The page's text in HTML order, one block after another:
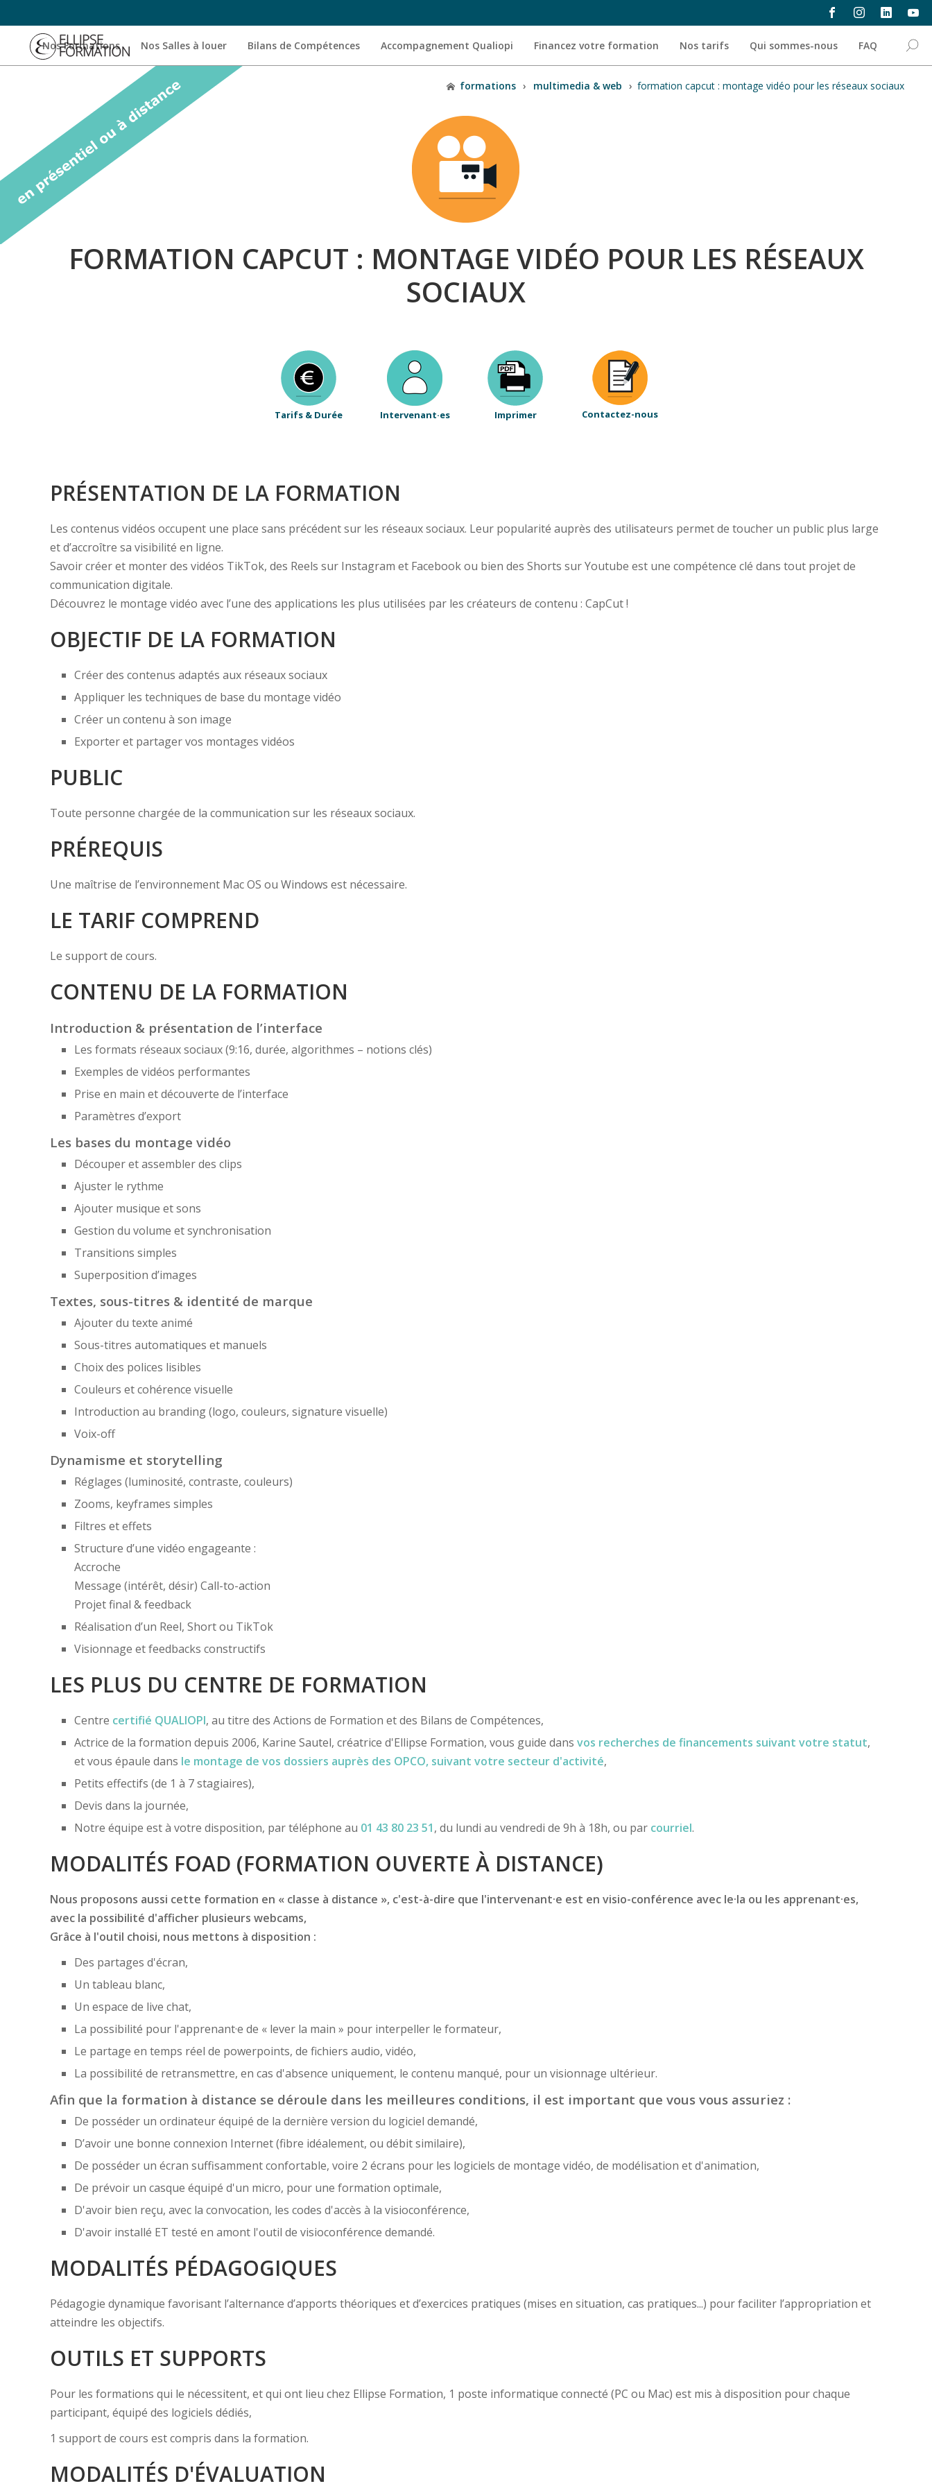
Nos Formations Nos Salles à louer Bilans de Compétences Accompagnement Qualiopi Financez votre formation Nos tarifs Qui sommes-nous FAQ
formations › multimedia & web › formation capcut : montage vidéo pour les réseaux sociaux
FORMATION CAPCUT : MONTAGE VIDÉO POUR LES RÉSEAUX
SOCIAUX
Tarifs & Durée Intervenant·es Imprimer Contactez-nous
PRÉSENTATION DE LA FORMATION
Les contenus vidéos occupent une place sans précédent sur les réseaux sociaux. Leur popularité auprès des utilisateurs permet de toucher un public plus large
et d’accroître sa visibilité en ligne.
Savoir créer et monter des vidéos TikTok, des Reels sur Instagram et Facebook ou bien des Shorts sur Youtube est une compétence clé dans tout projet de
communication digitale.
Découvrez le montage vidéo avec l’une des applications les plus utilisées par les créateurs de contenu : CapCut !
OBJECTIF DE LA FORMATION
Créer des contenus adaptés aux réseaux sociaux
Appliquer les techniques de base du montage vidéo
Créer un contenu à son image
Exporter et partager vos montages vidéos
PUBLIC
Toute personne chargée de la communication sur les réseaux sociaux.
PRÉREQUIS
Une maîtrise de l’environnement Mac OS ou Windows est nécessaire.
LE TARIF COMPREND
Le support de cours.
CONTENU DE LA FORMATION
Introduction & présentation de l’interface
Les formats réseaux sociaux (9:16, durée, algorithmes – notions clés)
Exemples de vidéos performantes
Prise en main et découverte de l’interface
Paramètres d’export
Les bases du montage vidéo
Découper et assembler des clips
Ajuster le rythme
Ajouter musique et sons
Gestion du volume et synchronisation
Transitions simples
Superposition d’images
Textes, sous-titres & identité de marque
Ajouter du texte animé
Sous-titres automatiques et manuels
Choix des polices lisibles
Couleurs et cohérence visuelle
Introduction au branding (logo, couleurs, signature visuelle)
Voix-off
Dynamisme et storytelling
Réglages (luminosité, contraste, couleurs)
Zooms, keyframes simples
Filtres et effets
Structure d’une vidéo engageante :
Accroche
Message (intérêt, désir) Call-to-action
Projet final & feedback
Réalisation d’un Reel, Short ou TikTok
Visionnage et feedbacks constructifs
LES PLUS DU CENTRE DE FORMATION
Centre certifié QUALIOPI, au titre des Actions de Formation et des Bilans de Compétences,
Actrice de la formation depuis 2006, Karine Sautel, créatrice d'Ellipse Formation, vous guide dans vos recherches de financements suivant votre statut,
et vous épaule dans le montage de vos dossiers auprès des OPCO, suivant votre secteur d'activité,
Petits effectifs (de 1 à 7 stagiaires),
Devis dans la journée,
Notre équipe est à votre disposition, par téléphone au 01 43 80 23 51, du lundi au vendredi de 9h à 18h, ou par courriel.
MODALITÉS FOAD (FORMATION OUVERTE À DISTANCE)
Nous proposons aussi cette formation en « classe à distance », c'est-à-dire que l'intervenant·e est en visio-conférence avec le·la ou les apprenant·es,
avec la possibilité d'afficher plusieurs webcams,
Grâce à l'outil choisi, nous mettons à disposition :
Des partages d'écran,
Un tableau blanc,
Un espace de live chat,
La possibilité pour l'apprenant·e de « lever la main » pour interpeller le formateur,
Le partage en temps réel de powerpoints, de fichiers audio, vidéo,
La possibilité de retransmettre, en cas d'absence uniquement, le contenu manqué, pour un visionnage ultérieur.
Afin que la formation à distance se déroule dans les meilleures conditions, il est important que vous vous assuriez :
De posséder un ordinateur équipé de la dernière version du logiciel demandé,
D’avoir une bonne connexion Internet (fibre idéalement, ou débit similaire),
De posséder un écran suffisamment confortable, voire 2 écrans pour les logiciels de montage vidéo, de modélisation et d'animation,
De prévoir un casque équipé d'un micro, pour une formation optimale,
D'avoir bien reçu, avec la convocation, les codes d'accès à la visioconférence,
D'avoir installé ET testé en amont l'outil de visioconférence demandé.
MODALITÉS PÉDAGOGIQUES
Pédagogie dynamique favorisant l’alternance d’apports théoriques et d’exercices pratiques (mises en situation, cas pratiques...) pour faciliter l’appropriation et
atteindre les objectifs.
OUTILS ET SUPPORTS
Pour les formations qui le nécessitent, et qui ont lieu chez Ellipse Formation, 1 poste informatique connecté (PC ou Mac) est mis à disposition pour chaque
participant, équipé des logiciels dédiés,
1 support de cours est compris dans la formation.
MODALITÉS D'ÉVALUATION